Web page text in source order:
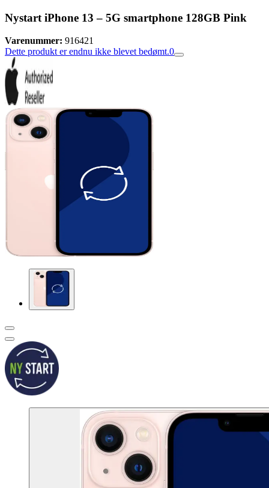
Nystart iPhone 13 – 5G smartphone 128GB Pink
Varenummer: 916421
Dette produkt er endnu ikke blevet bedømt.0